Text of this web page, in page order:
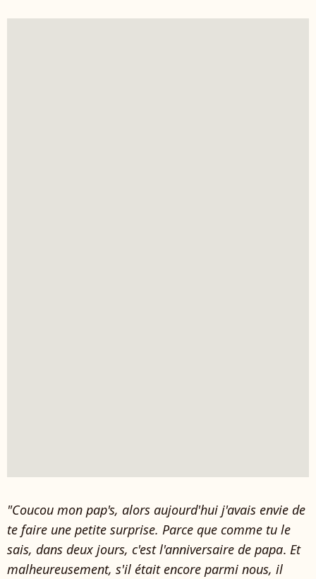
"Coucou mon pap's, alors aujourd'hui j'avais envie de
te faire une petite surprise. Parce que comme tu le
sais, dans deux jours, c'est l'anniversaire de papa. Et
malheureusement, s'il était encore parmi nous, il